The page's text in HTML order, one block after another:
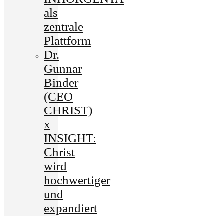
als
zentrale
Plattform
Dr.
Gunnar
Binder
(CEO
CHRIST)
x
INSIGHT:
Christ
wird
hochwertiger
und
expandiert